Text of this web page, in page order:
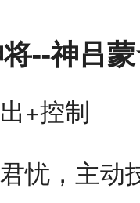
将--神
+控制
忧，主动